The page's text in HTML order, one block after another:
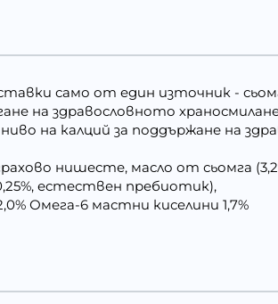
само от един източник -
на здравословното
на калций за поддържане на
нишесте, масло от сьомга
естествен пребиотик),
Омега-6 мастни киселини 1,7%